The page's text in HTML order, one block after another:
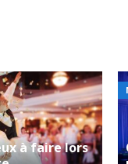
à faire lors